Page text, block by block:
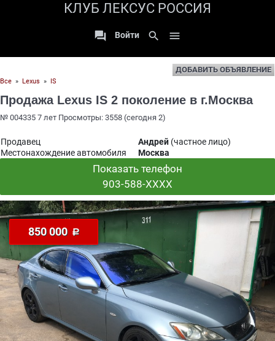
КЛУБ ЛЕКСУС РОССИЯ
 Войти search 
ДОБАВИТЬ ОБЪЯВЛЕНИЕ
Все » Lexus » IS
Продажа Lexus IS 2 поколение в г.Москва
№ 004335 7 лет Просмотры: 3558 (сегодня 2)
Продавец Андрей (частное лицо)
Местонахождение автомобиля
Москва
Показать телефон
903-588-XXXX
850 000